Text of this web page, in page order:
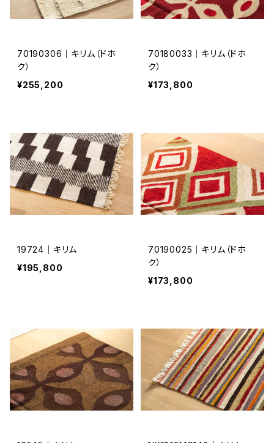
70190306｜キリム（ドホ
ク）
¥255,200
70180033｜キリム（ドホ
ク）
¥173,800
19724｜キリム
¥195,800
70190025｜キリム（ドホ
ク）
¥173,800